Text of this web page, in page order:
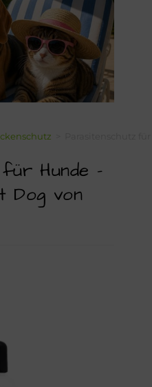
und Katzen #2
Hunde –
Dog von